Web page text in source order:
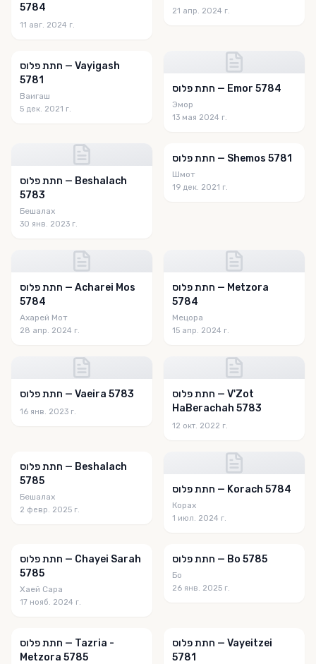
5784
11 авг. 2024 г.
21 апр. 2024 г.
חתת פלוס — Vayigash
5781
Ваигаш
5 дек. 2021 г.
חתת פלוס — Emor 5784
Эмор
13 мая 2024 г.
חתת פלוס — Beshalach
5783
Бешалах
30 янв. 2023 г.
חתת פלוס — Shemos 5781
Шмот
19 дек. 2021 г.
חתת פלוס — Acharei Mos
5784
Ахарей Мот
28 апр. 2024 г.
חתת פלוס — Metzora
5784
Мецора
15 апр. 2024 г.
חתת פלוס — Vaeira 5783
16 янв. 2023 г.
חתת פלוס — V'Zot
HaBerachah 5783
12 окт. 2022 г.
חתת פלוס — Beshalach
5785
Бешалах
2 февр. 2025 г.
חתת פלוס — Korach 5784
Корах
1 июл. 2024 г.
חתת פלוס — Chayei Sarah
5785
Хаей Сара
17 нояб. 2024 г.
חתת פלוס — Bo 5785
Бо
26 янв. 2025 г.
חתת פלוס — Tazria -
Metzora 5785
חתת פלוס — Vayeitzei
5781